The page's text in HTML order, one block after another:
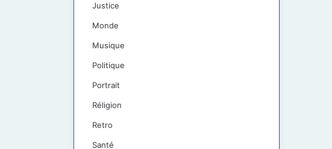
Justice
Monde
Musique
Politique
Portrait
Réligion
Retro
Santé